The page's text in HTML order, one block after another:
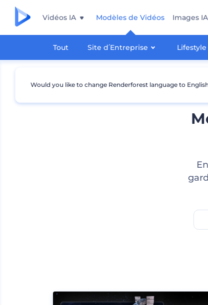
Vidéos IA Modèles de Vidéos
Tout Site d՛Entreprise Lifestyle
Images IA
Would you like to change Renderforest language to